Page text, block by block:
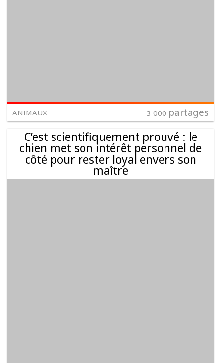
ANIMAUX 3 000 partages
C’est scientifiquement prouvé : le
chien met son intérêt personnel de
côté pour rester loyal envers son
maître